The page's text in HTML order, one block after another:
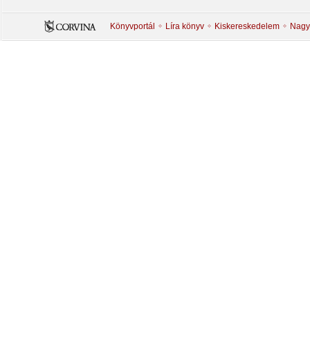
Könyvportál Líra könyv Kiskereskedelem